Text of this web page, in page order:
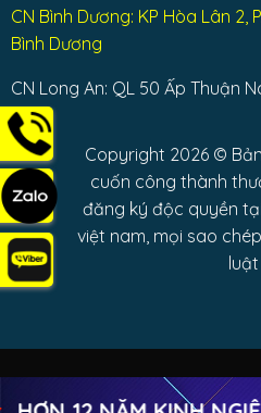
CN Bình Dương: KP Hòa Lân 2,
Bình Dương
CN Long An: QL 50 Ấp Thuận
Copyright 2026 ©
cuốn công thành
đăng ký độc quyền
việt nam, mọi sao
luật